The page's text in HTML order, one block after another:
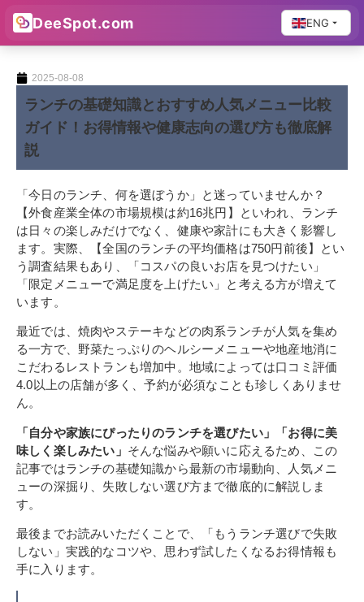
DeeSpot.com ENG
2025-08-08
ランチの基礎知識とおすすめ人気メニュー比較
ガイド！お得情報や健康志向の選び方も徹底解
説
「今日のランチ、何を選ぼうか」と迷っていませんか？
【外食産業全体の市場規模は約16兆円】といわれ、ランチ
は日々の楽しみだけでなく、健康や家計にも大きく影響し
ます。実際、【全国のランチの平均価格は750円前後】とい
う調査結果もあり、「コスパの良いお店を見つけたい」
「限定メニューで満足度を上げたい」と考える方が増えて
います。
最近では、焼肉やステーキなどの肉系ランチが人気を集め
る一方で、野菜たっぷりのヘルシーメニューや地産地消に
こだわるレストランも増加中。地域によっては口コミ評価
4.0以上の店舗が多く、予約が必須なことも珍しくありませ
ん。
「自分や家族にぴったりのランチを選びたい」「お得に美
味しく楽しみたい」 そんな悩みや願いに応えるため、この
記事ではランチの基礎知識から最新の市場動向、人気メニ
ューの深掘り、失敗しない選び方まで徹底的に解説しま
す。
最後までお読みいただくことで、「もうランチ選びで失敗
しない」実践的なコツや、思わず試したくなるお得情報も
手に入ります。